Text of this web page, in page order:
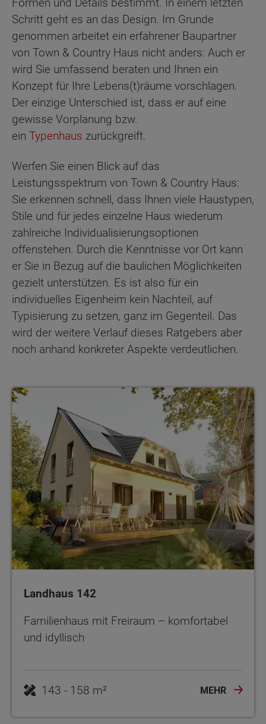
Formen und Details bestimmt. In einem letzten
Schritt geht es an das Design. Im Grunde
genommen arbeitet ein erfahrener Baupartner
von Town & Country Haus nicht anders: Auch er
wird Sie umfassend beraten und Ihnen ein
Konzept für Ihre Lebens(t)räume vorschlagen.
Der einzige Unterschied ist, dass er auf eine
gewisse Vorplanung bzw.
ein Typenhaus zurückgreift.
Werfen Sie einen Blick auf das
Leistungsspektrum von Town & Country Haus:
Sie erkennen schnell, dass Ihnen viele Haustypen,
Stile und für jedes einzelne Haus wiederum
zahlreiche Individualisierungsoptionen
offenstehen. Durch die Kenntnisse vor Ort kann
er Sie in Bezug auf die baulichen Möglichkeiten
gezielt unterstützen. Es ist also für ein
individuelles Eigenheim kein Nachteil, auf
Typisierung zu setzen, ganz im Gegenteil. Das
wird der weitere Verlauf dieses Ratgebers aber
noch anhand konkreter Aspekte verdeutlichen.
Landhaus 142
Familienhaus mit Freiraum – komfortabel
und idyllisch
143 - 158 m² MEHR